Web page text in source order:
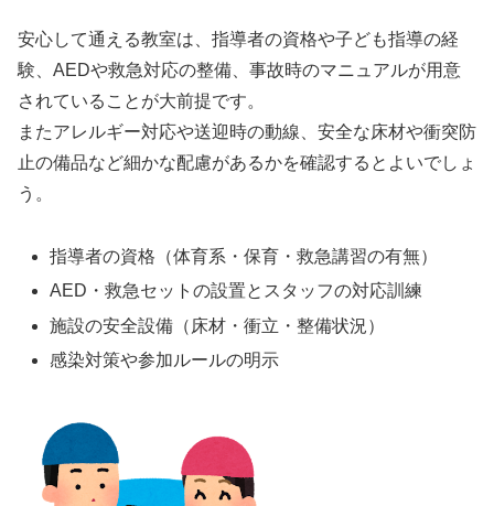
安心して通える教室は、指導者の資格や子ども指導の経
験、AEDや救急対応の整備、事故時のマニュアルが用意
されていることが大前提です。
またアレルギー対応や送迎時の動線、安全な床材や衝突防
止の備品など細かな配慮があるかを確認するとよいでしょ
う。
指導者の資格（体育系・保育・救急講習の有無）
AED・救急セットの設置とスタッフの対応訓練
施設の安全設備（床材・衝立・整備状況）
感染対策や参加ルールの明示